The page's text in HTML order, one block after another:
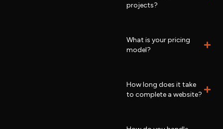
projects?
What is your pricing
model?
How long does it take
to complete a website?